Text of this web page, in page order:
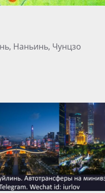
Наньинь, Чунцзо